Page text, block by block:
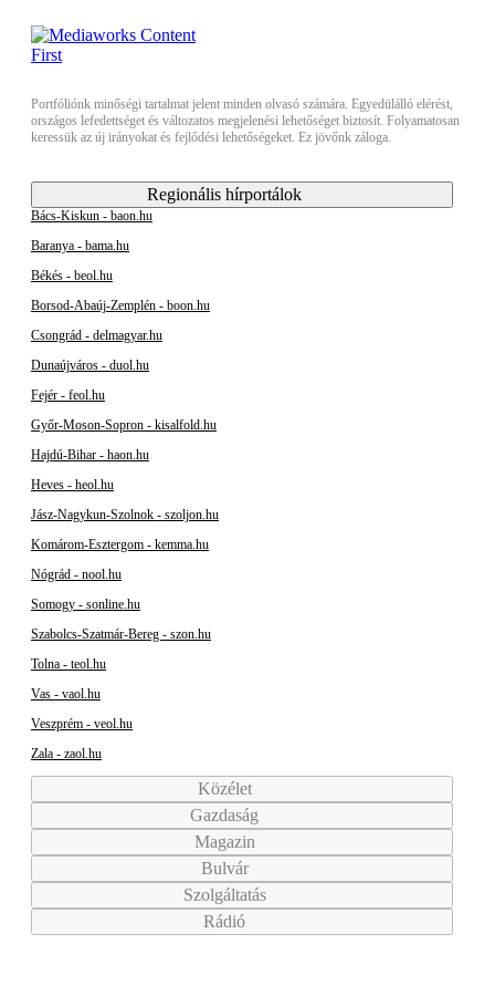
Portfóliónk minőségi tartalmat jelent minden olvasó számára. Egyedülálló elérést,
országos lefedettséget és változatos megjelenési lehetőséget biztosít. Folyamatosan
keressük az új irányokat és fejlődési lehetőségeket. Ez jövőnk záloga.
Regionális hírportálok
Bács-Kiskun - baon.hu
Baranya - bama.hu
Békés - beol.hu
Borsod-Abaúj-Zemplén - boon.hu
Csongrád - delmagyar.hu
Dunaújváros - duol.hu
Fejér - feol.hu
Győr-Moson-Sopron - kisalfold.hu
Hajdú-Bihar - haon.hu
Heves - heol.hu
Jász-Nagykun-Szolnok - szoljon.hu
Komárom-Esztergom - kemma.hu
Nógrád - nool.hu
Somogy - sonline.hu
Szabolcs-Szatmár-Bereg - szon.hu
Tolna - teol.hu
Vas - vaol.hu
Veszprém - veol.hu
Zala - zaol.hu
Közélet
Gazdaság
Magazin
Bulvár
Szolgáltatás
Rádió